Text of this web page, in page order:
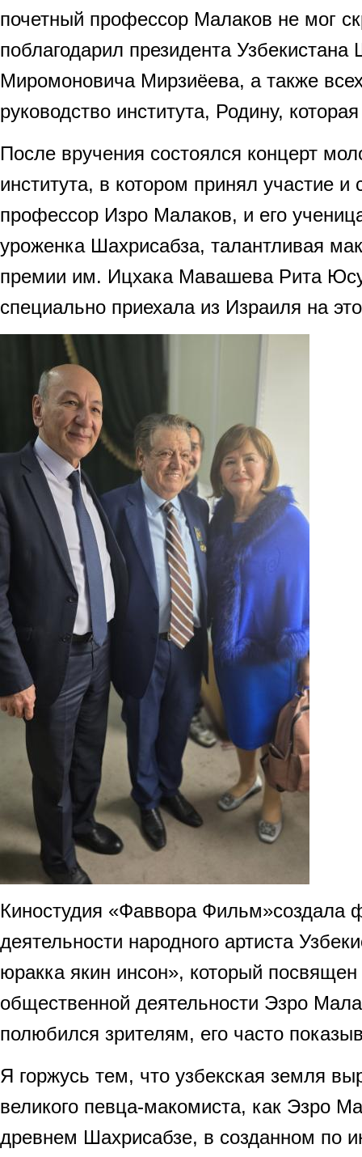
почетный профессор Малаков не мог
поблагодарил президента Узбекистана
Миромоновича Мирзиёева, а также
руководство института, Родину,
После вручения состоялся концерт
института, в котором принял участие и
профессор Изро Малаков, и его
уроженка Шахрисабза, талантливая
премии им. Ицхака Мавашева Рита
специально приехала из Израиля на
Киностудия «Фаввора Фильм»создала
деятельности народного артиста
юракка якин инсон», который посвящен
общественной деятельности Эзро
полюбился зрителям, его часто
Я горжусь тем, что узбекская земля
великого певца-макомиста, как Эзро
древнем Шахрисабзе, в созданном по